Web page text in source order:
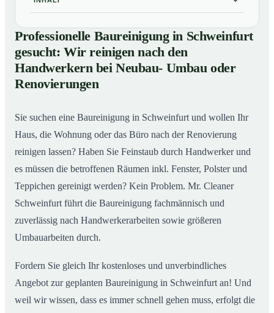
01 Professionelle Baureinigung in Schweinfurt gesucht:
Wir reinigen nach den Handwerkern bei Neubau-
Umbau oder Renovierungen
02Baureinigung in Schweinfurt – Profis im Einsatz
Professionelle Baureinigung in Schweinfurt
gesucht: Wir reinigen nach den
Handwerkern bei Neubau- Umbau oder
Renovierungen
Sie suchen eine Baureinigung in Schweinfurt und wollen Ihr
Haus, die Wohnung oder das Büro nach der Renovierung
reinigen lassen? Haben Sie Feinstaub durch Handwerker und
es müssen die betroffenen Räumen inkl. Fenster, Polster und
Teppichen gereinigt werden? Kein Problem. Mr. Cleaner
Schweinfurt führt die Baureinigung fachmännisch und
zuverlässig nach Handwerkerarbeiten sowie größeren
Umbauarbeiten durch.
Fordern Sie gleich Ihr kostenloses und unverbindliches
Angebot zur geplanten Baureinigung in Schweinfurt an! Und
weil wir wissen, dass es immer schnell gehen muss, erfolgt die